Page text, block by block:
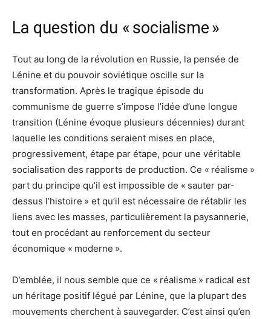
La question du « socialisme »
Tout au long de la révolution en Russie, la pensée de
Lénine et du pouvoir soviétique oscille sur la
transformation. Après le tragique épisode du
communisme de guerre s’impose l’idée d’une longue
transition (Lénine évoque plusieurs décennies) durant
laquelle les conditions seraient mises en place,
progressivement, étape par étape, pour une véritable
socialisation des rapports de production. Ce « réalisme »
part du principe qu’il est impossible de « sauter par-
dessus l’histoire » et qu’il est nécessaire de rétablir les
liens avec les masses, particulièrement la paysannerie,
tout en procédant au renforcement du secteur
économique « moderne ».
D’emblée, il nous semble que ce « réalisme » radical est
un héritage positif légué par Lénine, que la plupart des
mouvements cherchent à sauvegarder. C’est ainsi qu’en